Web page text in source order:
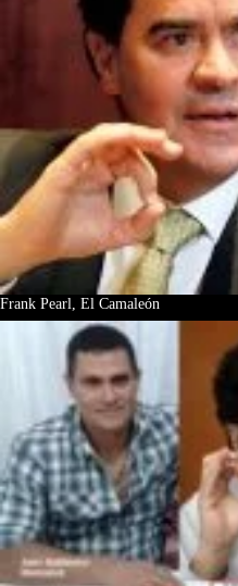
Frank Pearl, El Camaleón